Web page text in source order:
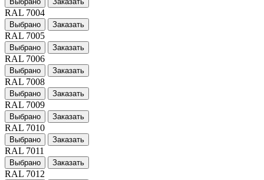
RAL 7004
Выбрано Заказать
RAL 7005
Выбрано Заказать
RAL 7006
Выбрано Заказать
RAL 7008
Выбрано Заказать
RAL 7009
Выбрано Заказать
RAL 7010
Выбрано Заказать
RAL 7011
Выбрано Заказать
RAL 7012